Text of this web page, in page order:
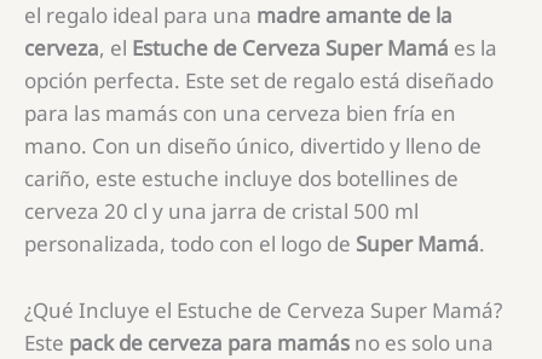
el regalo ideal para una madre amante de la
cerveza, el Estuche de Cerveza Super Mamá es la
opción perfecta. Este set de regalo está diseñado
para las mamás con una cerveza bien fría en
mano. Con un diseño único, divertido y lleno de
cariño, este estuche incluye dos botellines de
cerveza 20 cl y una jarra de cristal 500 ml
personalizada, todo con el logo de Super Mamá.
¿Qué Incluye el Estuche de Cerveza Super Mamá?
Este pack de cerveza para mamás no es solo una